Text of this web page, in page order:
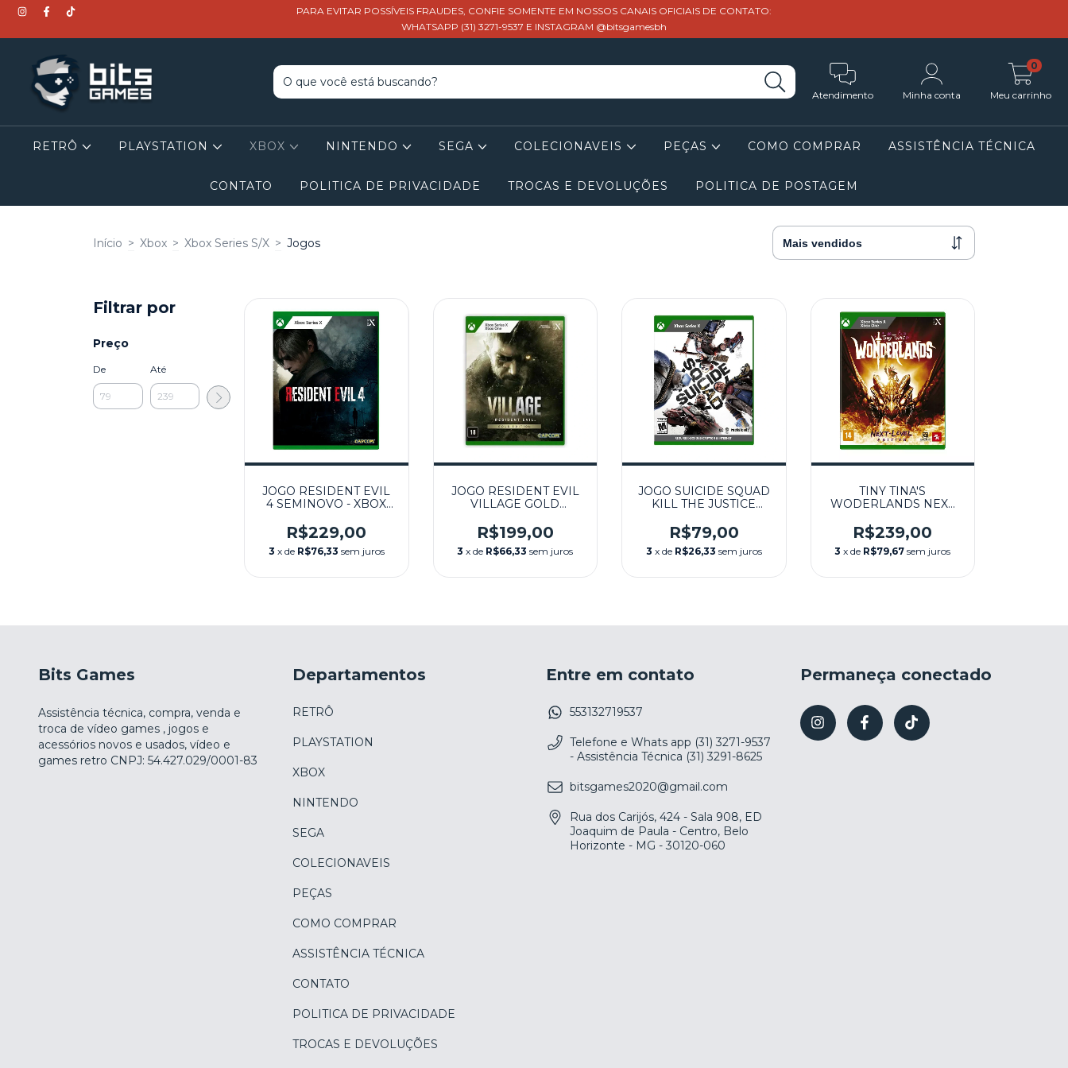
PARA EVITAR POSSÍVEIS FRAUDES, CONFIE SOMENTE EM NOSSOS CANAIS OFICIAIS DE CONTATO:
WHATSAPP (31) 3271-9537 E INSTAGRAM @bitsgamesbh
Atendimento Minha conta Meu carrinho
0
RETRÔ PLAYSTATION XBOX NINTENDO SEGA COLECIONAVEIS PEÇAS COMO COMPRAR ASSISTÊNCIA TÉCNICA
CONTATO POLITICA DE PRIVACIDADE TROCAS E DEVOLUÇÕES POLITICA DE POSTAGEM
Início > Xbox > Xbox Series S/X > Jogos
Filtrar por
Preço
De Até
JOGO RESIDENT EVIL
4 SEMINOVO - XBOX
R$229,00
3 x de R$76,33 sem juros
JOGO RESIDENT EVIL
VILLAGE GOLD
XBOX ONE E SERIES X
R$199,00
3 x de R$66,33 sem juros
JOGO SUICIDE SQUAD
KILL THE JUSTICE
XBOX SERIES X
R$79,00
3 x de R$26,33 sem juros
TINY TINA'S
WODERLANDS NEXT
(LACRADO)- XBOX
SERIES X
R$239,00
3 x de R$79,67 sem juros
Bits Games
Assistência técnica, compra, venda e
troca de vídeo games , jogos e
acessórios novos e usados, vídeo e
games retro CNPJ: 54.427.029/0001-83
Departamentos
RETRÔ
PLAYSTATION
XBOX
NINTENDO
SEGA
COLECIONAVEIS
PEÇAS
COMO COMPRAR
ASSISTÊNCIA TÉCNICA
CONTATO
POLITICA DE PRIVACIDADE
TROCAS E DEVOLUÇÕES
Entre em contato
553132719537
Telefone e Whats app (31) 3271-9537
- Assistência Técnica (31) 3291-8625
bitsgames2020@gmail.com
Rua dos Carijós, 424 - Sala 908, ED
Joaquim de Paula - Centro, Belo
Horizonte - MG - 30120-060
Permaneça conectado